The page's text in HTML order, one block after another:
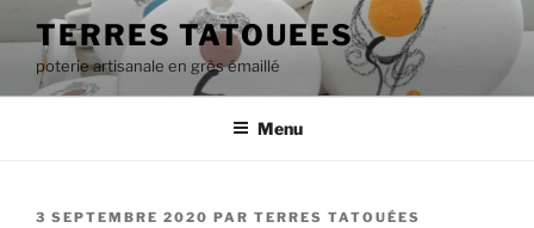
au
contenu
principal
TERRES TATOUEES
poterie artisanale en grès émaillé
Menu
PUBLIÉ
3 SEPTEMBRE 2020 PAR TERRES TATOUÉES